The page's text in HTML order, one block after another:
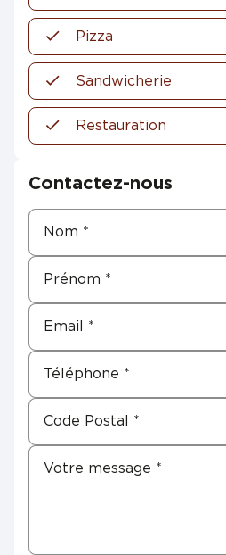
Pizza
Sandwicherie
Restauration
Contactez-nous